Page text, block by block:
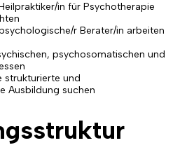
in für Psychotherapie
r Berater/in arbeiten
psychosomatischen und
strukturierte und
Ausbildung suchen